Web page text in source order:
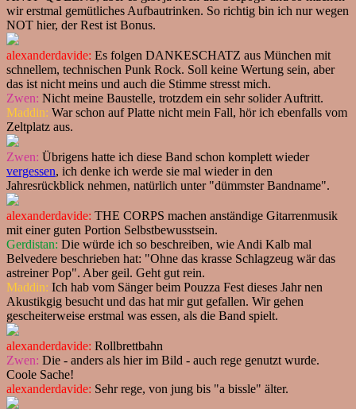
wir erstmal gemütliches Aufbautrinken. So richtig bin ich nur wegen
NOT hier, der Rest ist Bonus.
alexanderdavide: Es folgen DANKESCHATZ aus München mit
schnellem, technischen Punk Rock. Soll keine Wertung sein, aber
das ist nicht meins und auch die Stimme stresst mich.
Zwen: Nicht meine Baustelle, trotzdem ein sehr solider Auftritt.
Maddin: War schon auf Platte nicht mein Fall, hör ich ebenfalls vom
Zeltplatz aus.
Zwen: Übrigens hatte ich diese Band schon komplett wieder
vergessen, ich denke ich werde sie mal wieder in den
Jahresrückblick nehmen, natürlich unter "dümmster Bandname".
alexanderdavide: THE CORPS machen anständige Gitarrenmusik
mit einer guten Portion Selbstbewusstsein.
Gerdistan: Die würde ich so beschreiben, wie Andi Kalb mal
Belvedere beschrieben hat: "Ohne das krasse Schlagzeug wär das
astreiner Pop". Aber geil. Geht gut rein.
Maddin: Ich hab vom Sänger beim Pouzza Fest dieses Jahr nen
Akustikgig besucht und das hat mir gut gefallen. Wir gehen
gescheiterweise erstmal was essen, als die Band spielt.
alexanderdavide: Rollbrettbahn
Zwen: Die - anders als hier im Bild - auch rege genutzt wurde.
Coole Sache!
alexanderdavide: Sehr rege, von jung bis "a bissle" älter.